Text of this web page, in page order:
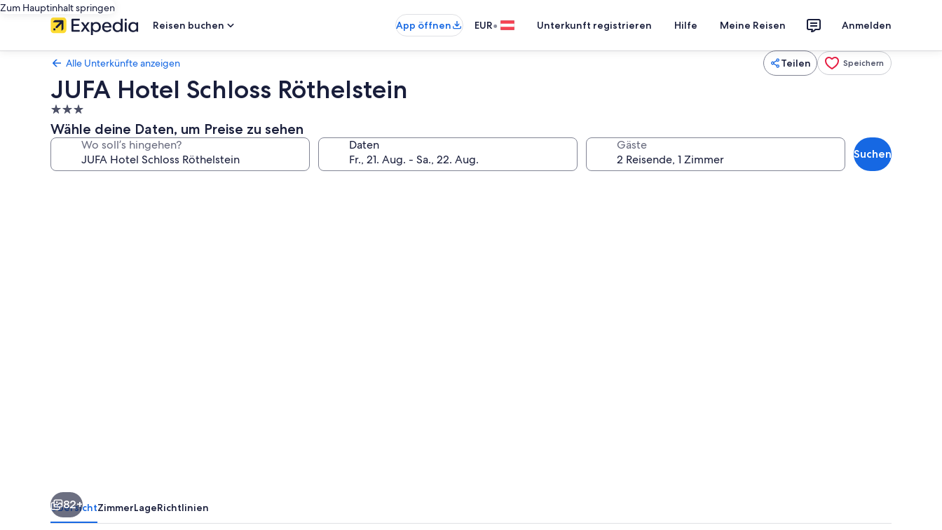
Zum Hauptinhalt springen
Reisen buchen
App öffnen EUR• Unterkunft registrieren Hilfe Meine Reisen Anmelden
Alle Unterkünfte anzeigen Teilen Speichern
JUFA Hotel Schloss Röthelstein
3.0-
Sterne-
Unterkunft
Wähle deine Daten, um Preise zu sehen
Wo soll’s hingehen? Daten Gäste
Suchen
82+
ÜbersichtZimmerLageRichtlinien